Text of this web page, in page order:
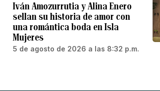
Iván Amozurrutia y Alina Enero
sellan su historia de amor con
una romántica boda en Isla
Mujeres
5 de agosto de 2026 a las 8:32 p.m.